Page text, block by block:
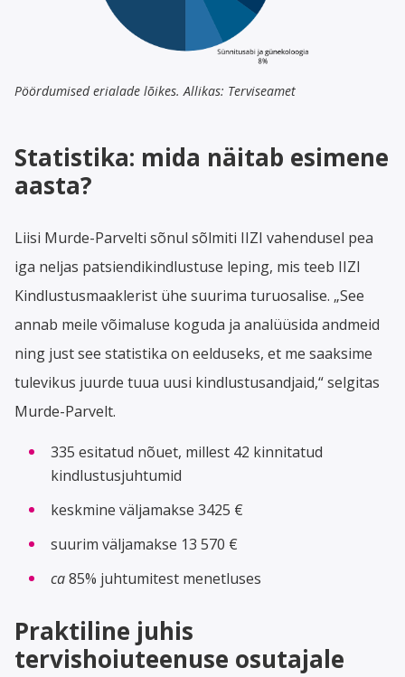
Pöördumised erialade lõikes. Allikas: Terviseamet
Statistika: mida näitab esimene
aasta?
Liisi Murde-Parvelti sõnul sõlmiti IIZI vahendusel pea
iga neljas patsiendikindlustuse leping, mis teeb IIZI
Kindlustusmaaklerist ühe suurima turuosalise. „See
annab meile võimaluse koguda ja analüüsida andmeid
ning just see statistika on eelduseks, et me saaksime
tulevikus juurde tuua uusi kindlustusandjaid,“ selgitas
Murde-Parvelt.
335 esitatud nõuet, millest 42 kinnitatud
kindlustusjuhtumid
keskmine väljamakse 3425 €
suurim väljamakse 13 570 €
ca85% juhtumitest menetluses
Praktiline juhis
tervishoiuteenuse osutajale